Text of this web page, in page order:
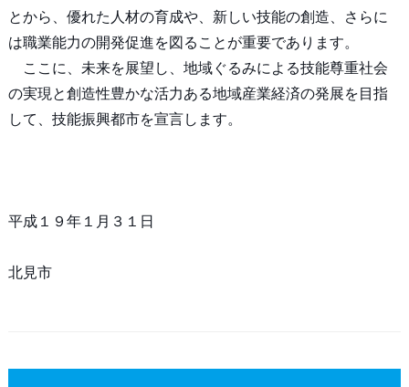
とから、優れた人材の育成や、新しい技能の創造、さらに
は職業能力の開発促進を図ることが重要であります。
ここに、未来を展望し、地域ぐるみによる技能尊重社会
の実現と創造性豊かな活力ある地域産業経済の発展を目指
して、技能振興都市を宣言します。
平成１９年１月３１日
北見市